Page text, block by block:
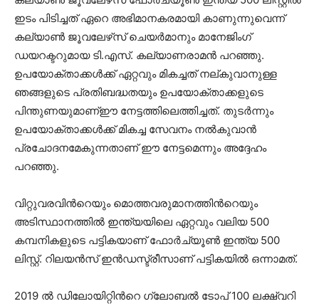
ഇടം പിടിച്ചത് ഏറെ അഭിമാനകരമായി കാണുന്നുവെന്ന്
കല്യാണ്‍ ജൂവലേഴ്‌സ് ചെയര്‍മാനും മാനേജിംഗ്
ഡയറക്ടറുമായ ടി.എസ്. കല്യാണരാമന്‍ പറഞ്ഞു.
ഉപയോക്താക്കള്‍ക്ക് ഏറ്റവും മികച്ചത് നല്കുവാനുള്ള
ഞങ്ങളുടെ പ്രതിബദ്ധതയും ഉപയോക്താക്കളുടെ
പിന്തുണയുമാണ്ഈ നേട്ടത്തിലെത്തിച്ചത്. തുടർന്നും
ഉപയോക്താക്കള്‍ക്ക് മികച്ച സേവനം നല്‍കുവാൻ
പ്രചോദനമേകുന്നതാണ് ഈ നേട്ടമെന്നും അദ്ദേഹം
പറഞ്ഞു.
വിറ്റുവരവിന്‍റെയും മൊത്തവരുമാനത്തിന്‍റെയും
അടിസ്ഥാനത്തില്‍ ഇന്ത്യയിലെ ഏറ്റവും വലിയ 500
കമ്പനികളുടെ പട്ടികയാണ് ഫോർച്യൂണ്‍ ഇന്ത്യ 500
ലിസ്റ്റ്. റിലയന്‍സ് ഇന്‍ഡസ്ട്രീസാണ് പട്ടികയില്‍ ഒന്നാമത്.
2019 ല്‍ ഡിലോയിറ്റിന്‍റെ ഗ്ലോബൽ ടോപ് 100 ലക്ഷ്വറി